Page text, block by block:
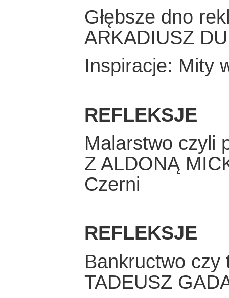
Głębsze dno
ARKADIUSZ
Inspiracje: Mity
REFLEKSJE
Malarstwo czyli
Z ALDONĄ
Czerni
REFLEKSJE
Bankructwo czy
TADEUSZ